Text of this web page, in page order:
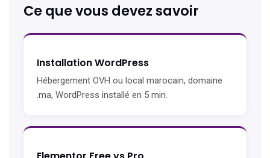
Ce que vous devez savoir
Installation WordPress
Hébergement OVH ou local marocain, domaine
.ma, WordPress installé en 5 min.